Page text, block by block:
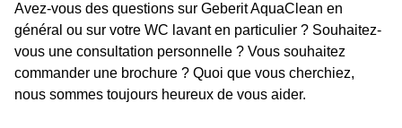
Avez-vous des questions sur Geberit AquaClean en
général ou sur votre WC lavant en particulier ? Souhaitez-
vous une consultation personnelle ? Vous souhaitez
commander une brochure ? Quoi que vous cherchiez,
nous sommes toujours heureux de vous aider.